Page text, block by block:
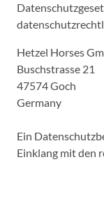
Hetzel
47574
Ein
Einklang mit den